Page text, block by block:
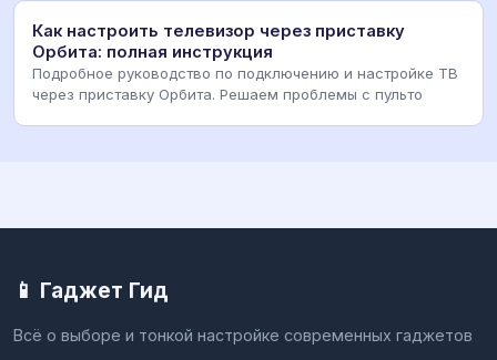
Как настроить телевизор через приставку
Орбита: полная инструкция
Подробное руководство по подключению и настройке ТВ
через приставку Орбита. Решаем проблемы с пульто
📱 Гаджет Гид
Всё о выборе и тонкой настройке современных гаджетов